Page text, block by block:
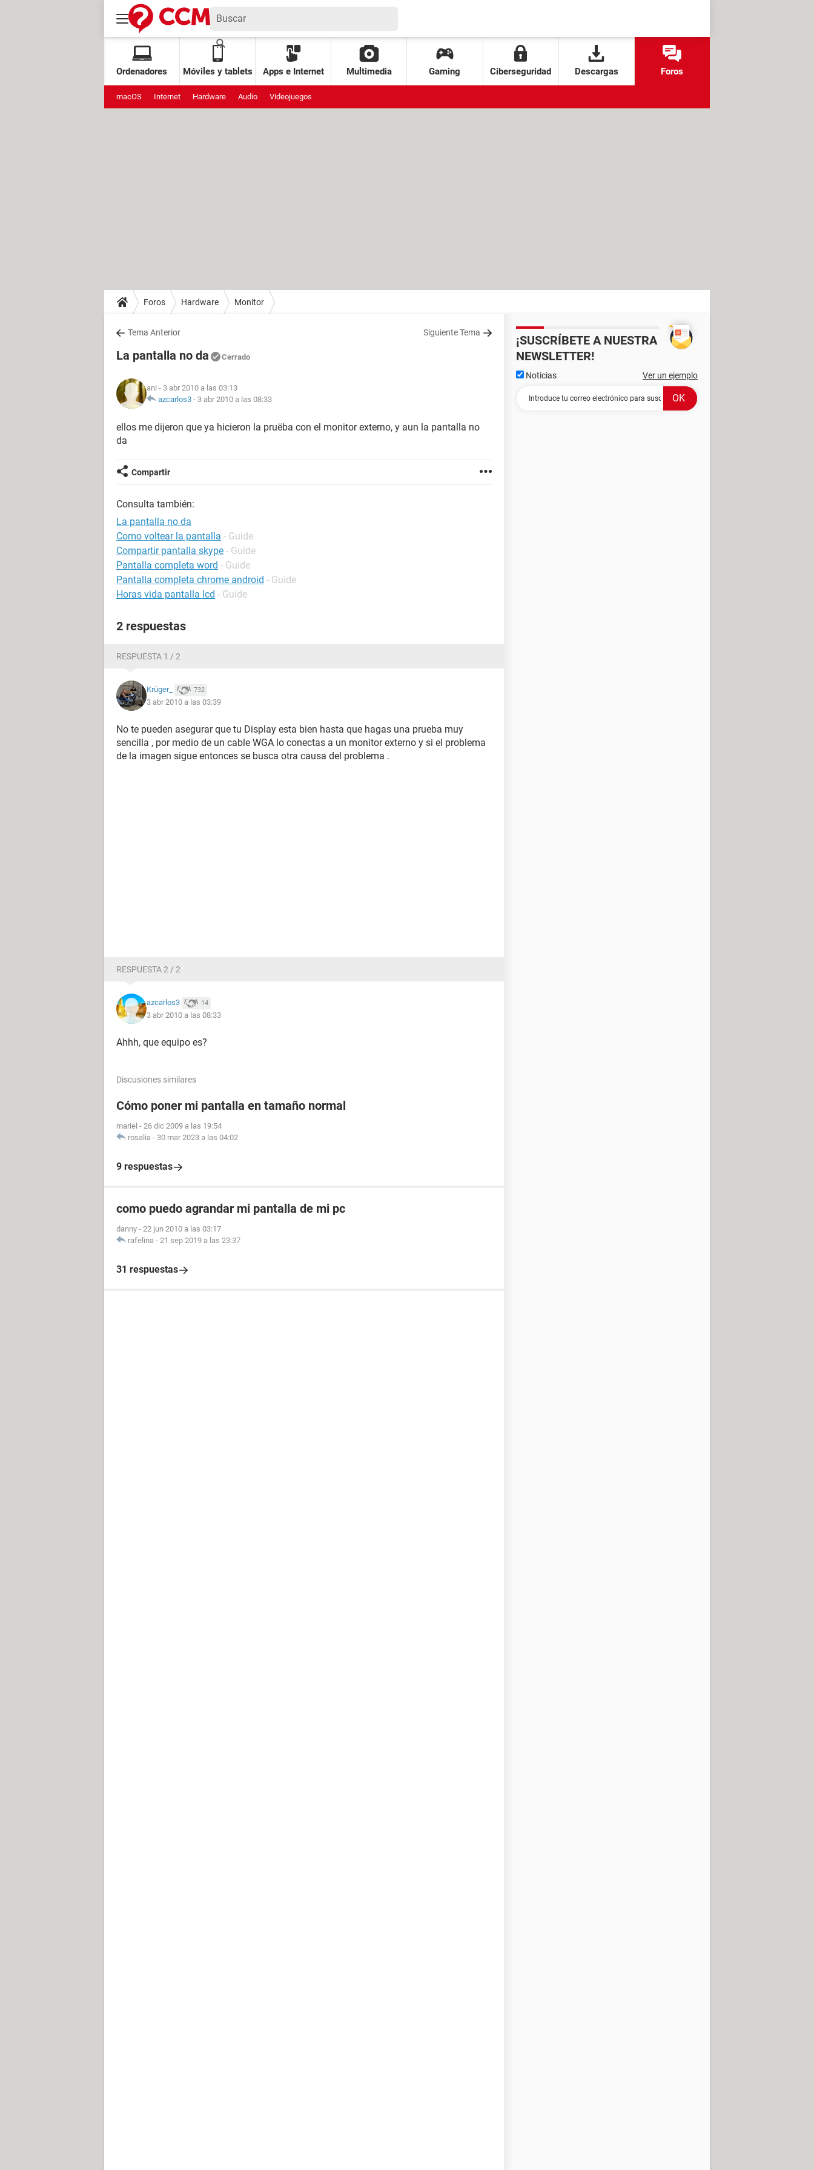
Ordenadores Móviles y tablets Apps e Internet Multimedia Gaming Ciberseguridad Descargas Foros
macOS Internet Hardware Audio Videojuegos
Foros Hardware Monitor
Tema Anterior Siguiente Tema
La pantalla no da Cerrado
ani - 3 abr 2010 a las 03:13
azcarlos3 - 3 abr 2010 a las 08:33
ellos me dijeron que ya hicieron la pruëba con el monitor externo, y aun la pantalla no
da
Compartir
Consulta también:
La pantalla no da
Como voltear la pantalla - Guide
Compartir pantalla skype - Guide
Pantalla completa word - Guide
Pantalla completa chrome android - Guide
Horas vida pantalla lcd - Guide
2 respuestas
RESPUESTA 1 / 2
Krüger_ 732
3 abr 2010 a las 03:39
No te pueden asegurar que tu Display esta bien hasta que hagas una prueba muy
sencilla , por medio de un cable WGA lo conectas a un monitor externo y si el problema
de la imagen sigue entonces se busca otra causa del problema .
RESPUESTA 2 / 2
azcarlos3 14
3 abr 2010 a las 08:33
Ahhh, que equipo es?
Discusiones similares
Cómo poner mi pantalla en tamaño normal
mariel - 26 dic 2009 a las 19:54
rosalia - 30 mar 2023 a las 04:02
9 respuestas
como puedo agrandar mi pantalla de mi pc
danny - 22 jun 2010 a las 03:17
rafelina - 21 sep 2019 a las 23:37
31 respuestas
¡SUSCRÍBETE A NUESTRA
NEWSLETTER!
Noticias Ver un ejemplo